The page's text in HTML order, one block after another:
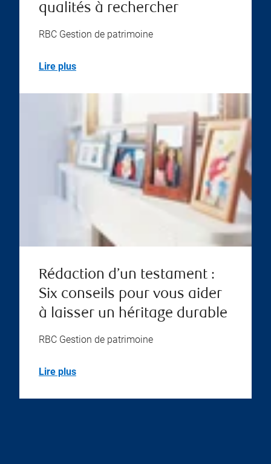
qualités à rechercher
RBC Gestion de patrimoine
Lire plus
Rédaction d’un testament :
Six conseils pour vous aider
à laisser un héritage durable
RBC Gestion de patrimoine
Lire plus